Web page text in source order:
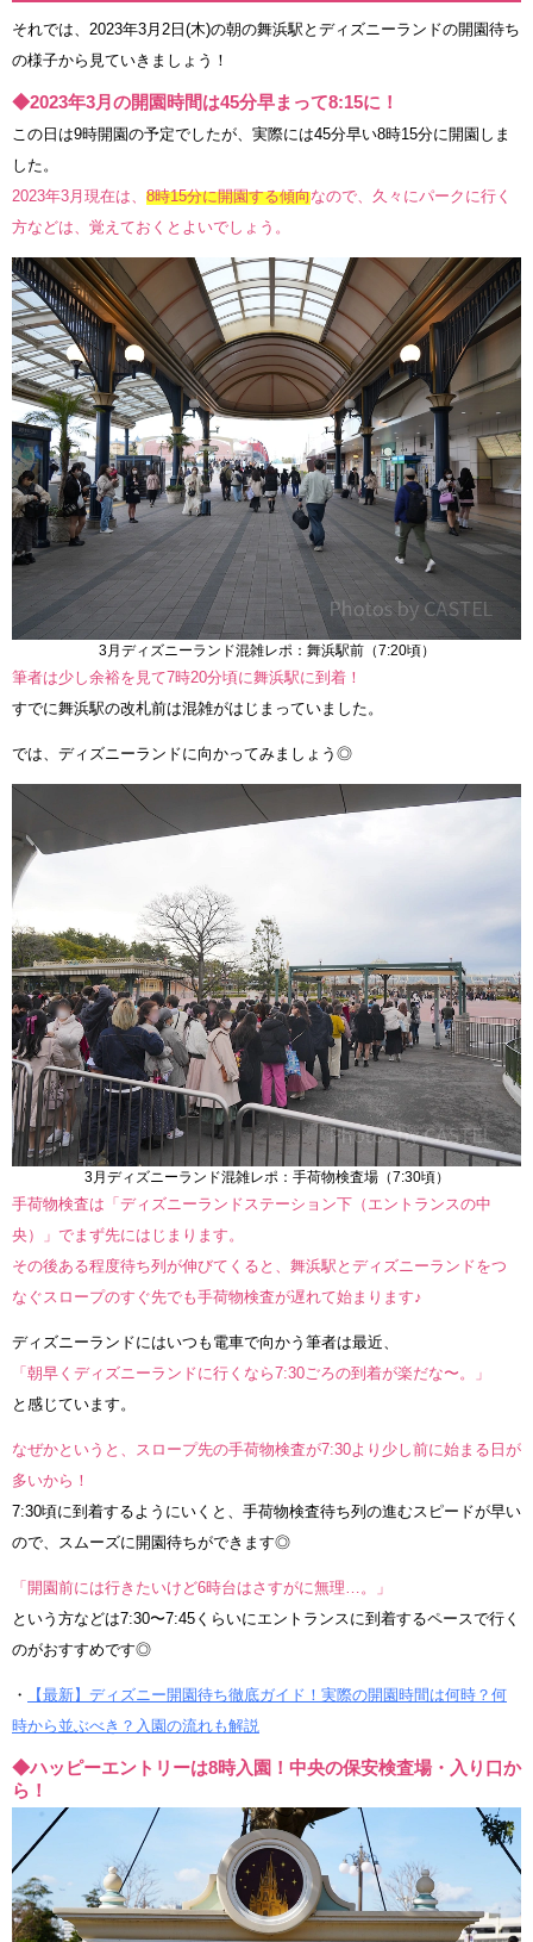
それでは、2023年3月2日(木)の朝の舞浜駅とディズニーランドの開園待ち
の様子から見ていきましょう！
◆2023年3月の開園時間は45分早まって8:15に！
この日は9時開園の予定でしたが、実際には45分早い8時15分に開園しま
した。
2023年3月現在は、 8時15分に開園する傾向なので、久々にパークに行く
方などは、覚えておくとよいでしょう。
3月ディズニーランド混雑レポ：舞浜駅前（7:20頃）
筆者は少し余裕を見て7時20分頃に舞浜駅に到着！
すでに舞浜駅の改札前は混雑がはじまっていました。
では、ディズニーランドに向かってみましょう◎
3月ディズニーランド混雑レポ：手荷物検査場（7:30頃）
手荷物検査は「ディズニーランドステーション下（エントランスの中
央）」でまず先にはじまります。
その後ある程度待ち列が伸びてくると、舞浜駅とディズニーランドをつ
なぐスロープのすぐ先でも手荷物検査が遅れて始まります♪
ディズニーランドにはいつも電車で向かう筆者は最近、
「朝早くディズニーランドに行くなら7:30ごろの到着が楽だな〜。」
と感じています。
なぜかというと、スロープ先の手荷物検査が7:30より少し前に始まる日が
多いから！
7:30頃に到着するようにいくと、手荷物検査待ち列の進むスピードが早い
ので、スムーズに開園待ちができます◎
「開園前には行きたいけど6時台はさすがに無理…。」
という方などは7:30〜7:45くらいにエントランスに到着するペースで行く
のがおすすめです◎
・
【最新】ディズニー開園待ち徹底ガイド！実際の開園時間は何時？何
時から並ぶべき？入園の流れも解説
◆ハッピーエントリーは8時入園！中央の保安検査場・入り口か
ら！